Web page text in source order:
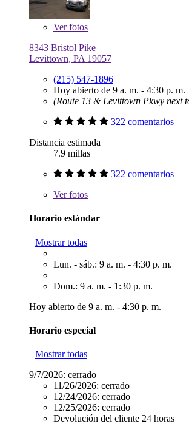
Verfotos
8343 Bristol Pike
Levittown, PA 19057
(215) 547-1896
Hoy abierto de 9 a. m. - 4:30 p. m.
(Route 13 & Levittown Pkwy next
322 comentarios
Distancia estimada
7.9 millas
322 comentarios
Verfotos
Horario estándar
Mostrar todas
Lun. - sáb.: 9 a. m. - 4:30 p. m.
Dom.: 9 a. m. - 1:30 p. m.
Hoy abierto de 9 a. m. - 4:30 p. m.
Horario especial
Mostrar todas
9/7/2026: cerrado
11/26/2026: cerrado
12/24/2026: cerrado
12/25/2026: cerrado
Devolución del cliente 24 horas